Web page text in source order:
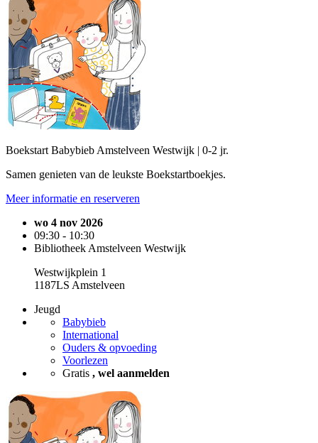
Boekstart Babybieb Amstelveen Westwijk | 0-2 jr.
Samen genieten van de leukste Boekstartboekjes.
Meer informatie en reserveren
wo 4 nov 2026
09:30 - 10:30
Bibliotheek Amstelveen Westwijk
Westwijkplein 1
1187LS Amstelveen
Jeugd
Babybieb
International
Ouders & opvoeding
Voorlezen
Gratis , wel aanmelden